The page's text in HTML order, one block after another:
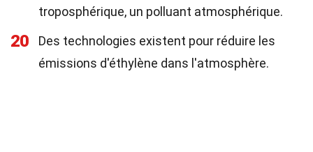
troposphérique, un polluant atmosphérique.
20
Des technologies existent pour réduire les
émissions d'éthylène dans l'atmosphère.